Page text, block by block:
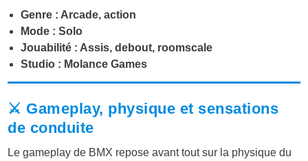
Genre : Arcade, action
Mode : Solo
Jouabilité : Assis, debout, roomscale
Studio : Molance Games
⚔️ Gameplay, physique et sensations
de conduite
Le gameplay de BMX repose avant tout sur la physique du